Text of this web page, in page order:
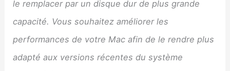
le remplacer par un disque dur de plus grande
capacité. Vous souhaitez améliorer les
performances de votre Mac afin de le rendre plus
adapté aux versions récentes du système